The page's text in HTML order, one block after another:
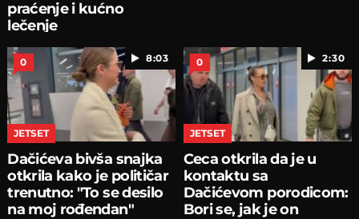
praćenje i kućno
lečenje
8:03
0
JETSET
Dačićeva bivša snajka
otkrila kako je političar
trenutno: "To se desilo
na moj rođendan"
2:30
0
JETSET
Ceca otkrila da je u
kontaktu sa
Dačićevom porodicom:
Bori se, jak je on